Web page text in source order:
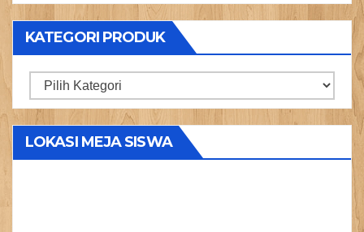
KATEGORI PRODUK
Kategori
Produk
LOKASI MEJA SISWA